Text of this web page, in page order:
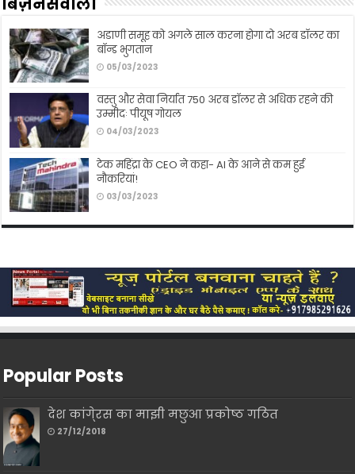
अडाणी समूह को अगले साल करना होगा दो अरब डॉलर का
बॉन्ड भुगतान
05/03/2023
वस्तु और सेवा निर्यात 750 अरब डॉलर से अधिक रहने की
उम्मीदः पीयूष गोयल
04/03/2023
टेक महिंद्रा के CEO ने कहा- AI के आने से कम हुई
नौकरियां!
03/03/2023
Popular Posts
देश कांगे्रस का माझी मछुआ प्रकोष्ठ गठित
27/12/2018